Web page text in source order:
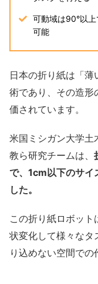
可動域は90°以
可能
日本の折り紙は「
術であり、その造形
価されています。
米国ミシガン大学土
教ら研究チームは、
で、1cm以下のサイ
した。
この折り紙ロボッ
状変化して様々なタ
り込めない空間での